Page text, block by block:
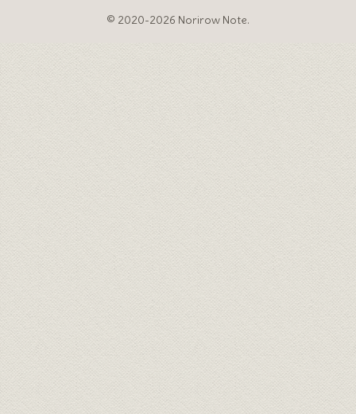
© 2020-2026 Norirow Note.